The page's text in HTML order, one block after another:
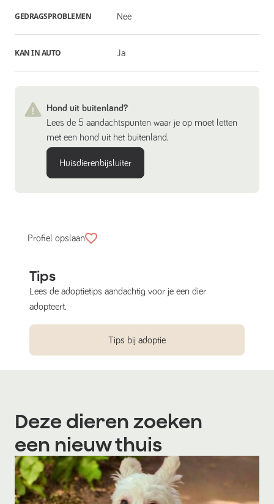
GEDRAGSPROBLEMEN Nee
KAN IN AUTO Ja
Hond uit buitenland?
Lees de 5 aandachtspunten waar je op moet letten
met een hond uit het buitenland.
Huisdierenbijsluiter
Profiel opslaan
Tips
Lees de adoptietips aandachtig voor je een dier
adopteert.
Tips bij adoptie
Deze dieren zoeken
een nieuw thuis